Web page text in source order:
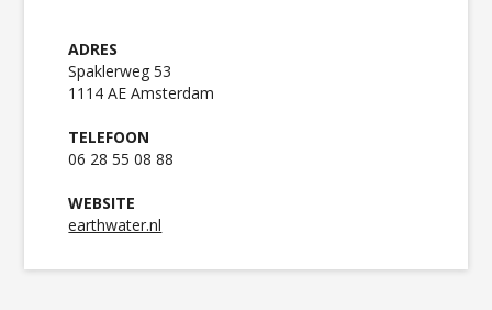
ADRES
Spaklerweg 53
1114 AE Amsterdam
TELEFOON
06 28 55 08 88
WEBSITE
earthwater.nl